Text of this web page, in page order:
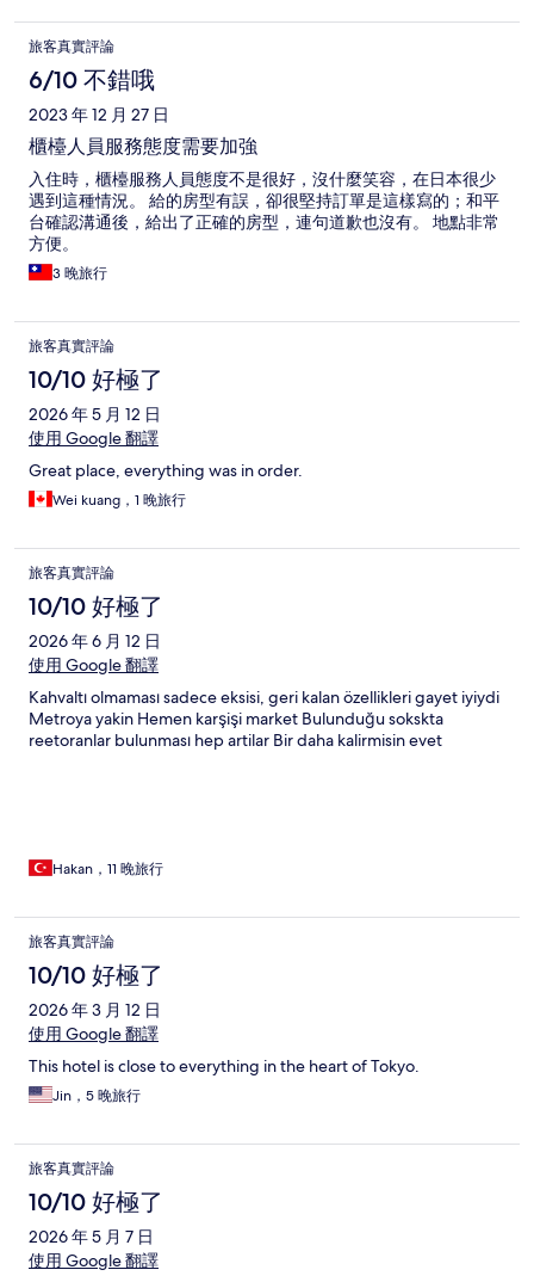
旅客真實評論
6/10 不錯哦
2023 年 12 月 27 日
櫃檯人員服務態度需要加強
入住時，櫃檯服務人員態度不是很好，沒什麼笑容，在日本很少
遇到這種情況。 給的房型有誤，卻很堅持訂單是這樣寫的；和平
台確認溝通後，給出了正確的房型，連句道歉也沒有。 地點非常
方便。
3 晚旅行
旅客真實評論
10/10 好極了
2026 年 5 月 12 日
使用 Google 翻譯
Great place, everything was in order.
Wei kuang，1 晚旅行
旅客真實評論
10/10 好極了
2026 年 6 月 12 日
使用 Google 翻譯
Kahvaltı olmaması sadece eksisi, geri kalan özellikleri gayet iyiydi
Metroya yakin Hemen karşişi market Bulunduğu sokskta
reetoranlar bulunması hep artilar Bir daha kalirmisin evet
Hakan，11 晚旅行
旅客真實評論
10/10 好極了
2026 年 3 月 12 日
使用 Google 翻譯
This hotel is close to everything in the heart of Tokyo.
Jin，5 晚旅行
旅客真實評論
10/10 好極了
2026 年 5 月 7 日
使用 Google 翻譯